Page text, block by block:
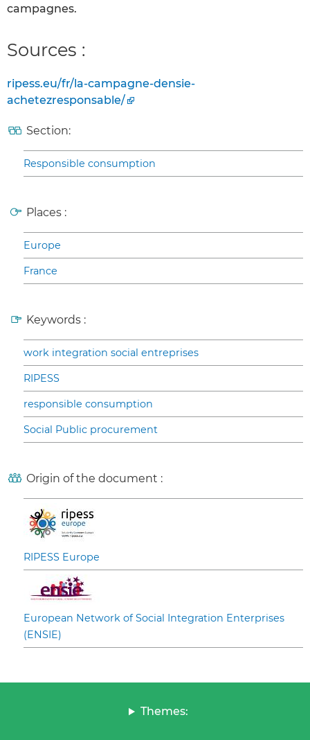
campagnes.
Sources :
ripess.eu/fr/la-campagne-densie-
achetezresponsable/
Section:
Responsible consumption
Places :
Europe
France
Keywords :
work integration social entreprises
RIPESS
responsible consumption
Social Public procurement
Origin of the document :
RIPESS Europe
European Network of Social Integration Enterprises
(ENSIE)
Themes: